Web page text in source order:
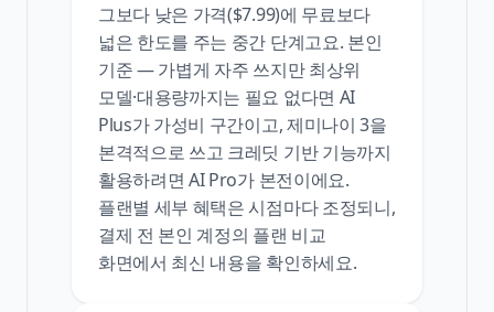
그보다 낮은 가격($7.99)에 무료보다
넓은 한도를 주는 중간 단계고요. 본인
기준 — 가볍게 자주 쓰지만 최상위
모델·대용량까지는 필요 없다면 AI
Plus가 가성비 구간이고, 제미나이 3을
본격적으로 쓰고 크레딧 기반 기능까지
활용하려면 AI Pro가 본전이에요.
플랜별 세부 혜택은 시점마다 조정되니,
결제 전 본인 계정의 플랜 비교
화면에서 최신 내용을 확인하세요.